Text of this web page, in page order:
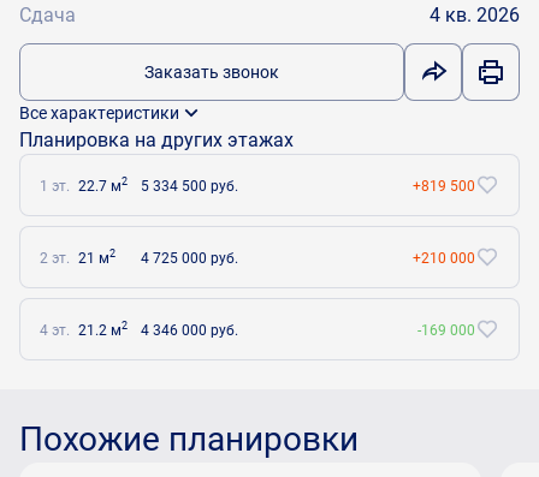
Сдача 4 кв. 2026
Заказать звонок
Все характеристики
Планировка на других этажах
1 эт. 22.7 м2 5 334 500 руб. +819 500
2 эт. 21 м2 4 725 000 руб. +210 000
4 эт. 21.2 м2 4 346 000 руб. -169 000
Похожие планировки